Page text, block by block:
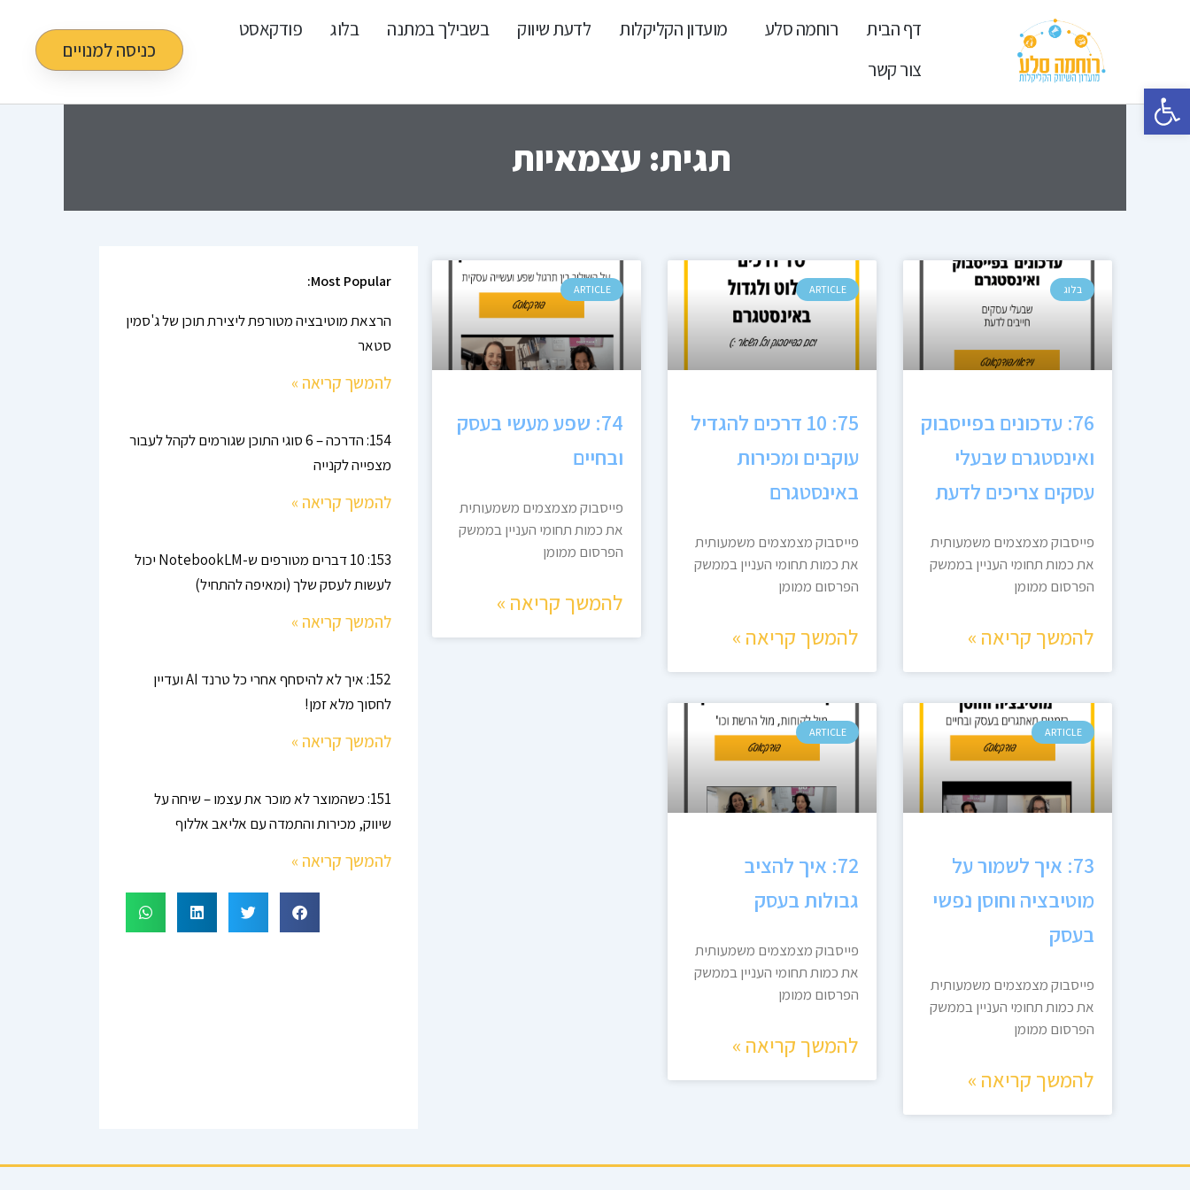
פתח סרגל נגישות
דף הבית רוחמה סלע מועדון הקליקלות לדעת שיווק בשבילך במתנה בלוג
פודקאסט
צור קשר
כניסה למנויים
תגית: עצמאיות
בלוג
76: עדכונים בפייסבוק
ואינסטגרם שבעלי
עסקים צריכים לדעת
פייסבוק מצמצמים משמעותית
את כמות תחומי העניין בממשק
הפרסום ממומן
להמשך קריאה »
ARTICLE
75: 10 דרכים להגדיל
עוקבים ומכירות
באינסטגרם
פייסבוק מצמצמים משמעותית
את כמות תחומי העניין בממשק
הפרסום ממומן
להמשך קריאה »
ARTICLE
74: שפע מעשי בעסק
ובחיים
פייסבוק מצמצמים משמעותית
את כמות תחומי העניין בממשק
הפרסום ממומן
להמשך קריאה »
ARTICLE
73: איך לשמור על
מוטיבציה וחוסן נפשי
בעסק
פייסבוק מצמצמים משמעותית
את כמות תחומי העניין בממשק
הפרסום ממומן
להמשך קריאה »
ARTICLE
72: איך להציב
גבולות בעסק
פייסבוק מצמצמים משמעותית
את כמות תחומי העניין בממשק
הפרסום ממומן
להמשך קריאה »
Most Popular:
הרצאת מוטיבציה מטורפת ליצירת תוכן של ג'סמין
סטאר
להמשך קריאה »
154: הדרכה – 6 סוגי התוכן שגורמים לקהל לעבור
מצפייה לקנייה
להמשך קריאה »
153: 10 דברים מטורפים ש-NotebookLM יכול
לעשות לעסק שלך (ומאיפה להתחיל)
להמשך קריאה »
152: איך לא להיסחף אחרי כל טרנד AI ועדיין
לחסוך מלא זמן!
להמשך קריאה »
151: כשהמוצר לא מוכר את עצמו – שיחה על
שיווק, מכירות והתמדה עם אליאב אללוף
להמשך קריאה »